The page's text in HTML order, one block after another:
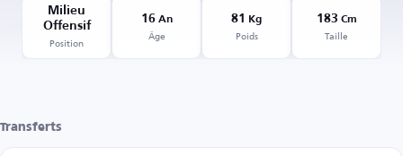
Milieu
Offensif
Position
16An
Âge
81 Kg
Poids
183 Cm
Taille
Transferts